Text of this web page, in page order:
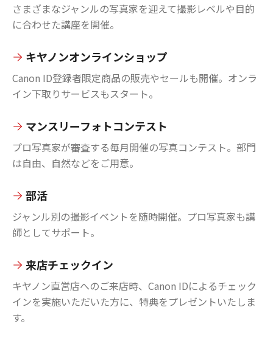
さまざまなジャンルの写真家を迎えて撮影レベルや目的
に合わせた講座を開催。
キヤノンオンラインショップ
Canon ID登録者限定商品の販売やセールも開催。オンラ
イン下取りサービスもスタート。
マンスリーフォトコンテスト
プロ写真家が審査する毎月開催の写真コンテスト。部門
は自由、自然などをご用意。
部活
ジャンル別の撮影イベントを随時開催。プロ写真家も講
師としてサポート。
来店チェックイン
キヤノン直営店へのご来店時、Canon IDによるチェック
インを実施いただいた方に、特典をプレゼントいたしま
す。